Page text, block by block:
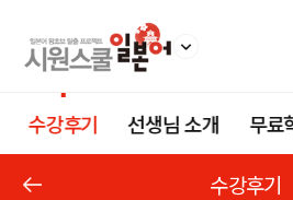
수강후기 선생님 소개 무료
수강후기